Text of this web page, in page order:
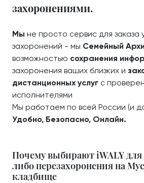
захоронениями.
Мы не просто сервис для заказа
захоронений - мы Семейный
возможностью сохранения
захоронения ваших близких и
дистанционных услуг с
исполнителями
Мы работаем по всей России (и
Удобно, Безопасно, Онлайн.
Почему выбирают iWALY для
либо перезахоронения на
кладбище